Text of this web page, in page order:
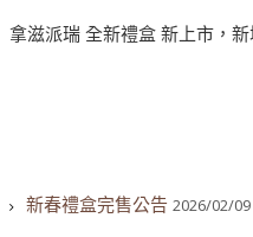
拿滋派瑞 全新禮盒 新上市，
新春禮盒完售公告 2026/02/09